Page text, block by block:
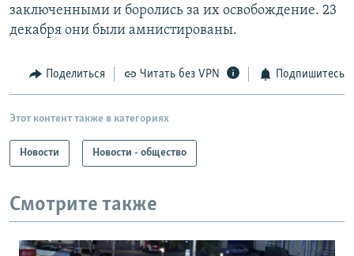
заключенными и боролись за их освобождение. 23
декабря они были амнистированы.
Поделиться Читать без VPN Подпишитесь
Этот контент также в категориях
Новости Новости - общество
Смотрите также